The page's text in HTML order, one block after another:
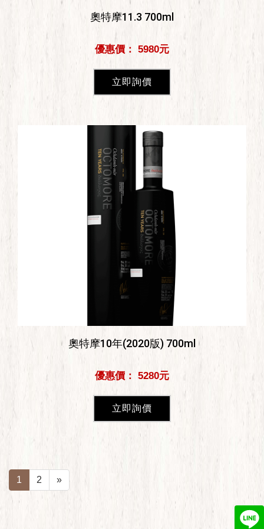
奧特摩11.3 700ml
優惠價： 5980元
立即詢價
奧特摩10年(2020版) 700ml
優惠價： 5280元
立即詢價
1 2 »